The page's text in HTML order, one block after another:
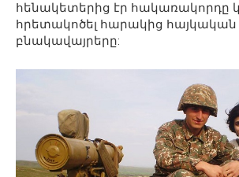
հենակետերից էր հակառակորդը
հրետակոծել հարակից հայկական
բնակավայրերը: